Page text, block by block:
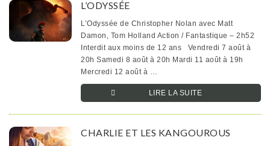
L’ODYSSÉE
L’Odyssée de Christopher Nolan avec Matt
Damon, Tom Holland Action / Fantastique – 2h52
Interdit aux moins de 12 ans Vendredi 7 août à
20h Samedi 8 août à 20h Mardi 11 août à 19h
Mercredi 12 août à …
LIRE LA SUITE­­
CHARLIE ET LES KANGOUROUS